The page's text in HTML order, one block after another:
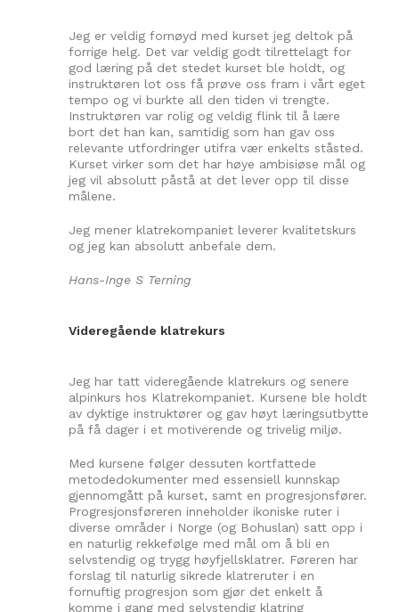
Jeg er veldig fornøyd med kurset jeg deltok på
forrige helg. Det var veldig godt tilrettelagt for
god læring på det stedet kurset ble holdt, og
instruktøren lot oss få prøve oss fram i vårt eget
tempo og vi burkte all den tiden vi trengte.
Instruktøren var rolig og veldig flink til å lære
bort det han kan, samtidig som han gav oss
relevante utfordringer utifra vær enkelts ståsted.
Kurset virker som det har høye ambisiøse mål og
jeg vil absolutt påstå at det lever opp til disse
målene.
Jeg mener klatrekompaniet leverer kvalitetskurs
og jeg kan absolutt anbefale dem.
Hans-Inge S Terning
Videregående klatrekurs
Jeg har tatt videregående klatrekurs og senere
alpinkurs hos Klatrekompaniet. Kursene ble holdt
av dyktige instruktører og gav høyt læringsutbytte
på få dager i et motiverende og trivelig miljø.
Med kursene følger dessuten kortfattede
metodedokumenter med essensiell kunnskap
gjennomgått på kurset, samt en progresjonsfører.
Progresjonsføreren inneholder ikoniske ruter i
diverse områder i Norge (og Bohuslan) satt opp i
en naturlig rekkefølge med mål om å bli en
selvstendig og trygg høyfjellsklatrer. Føreren har
forslag til naturlig sikrede klatreruter i en
fornuftig progresjon som gjør det enkelt å
komme i gang med selvstendig klatring